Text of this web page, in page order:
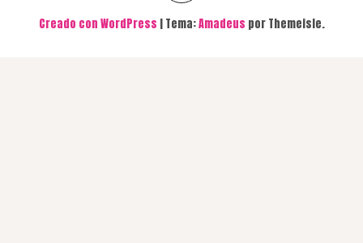
Creado con WordPress |Tema:Amadeus por Themeisle.